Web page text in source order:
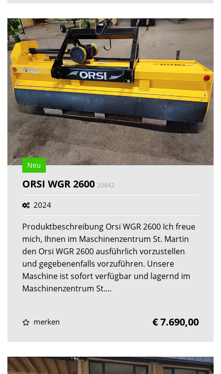
Neu
ORSI WGR 2600 20842
2024
Produktbeschreibung Orsi WGR 2600 Ich freue
mich, Ihnen im Maschinenzentrum St. Martin
den Orsi WGR 2600 ausführlich vorzustellen
und gegebenenfalls vorzuführen. Unsere
Maschine ist sofort verfügbar und lagernd im
Maschinenzentrum St....
merken € 7.690,00